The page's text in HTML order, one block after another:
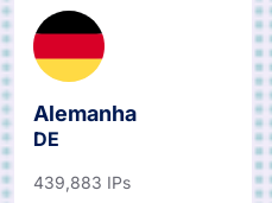
Alemanha
DE
439,883 IPs